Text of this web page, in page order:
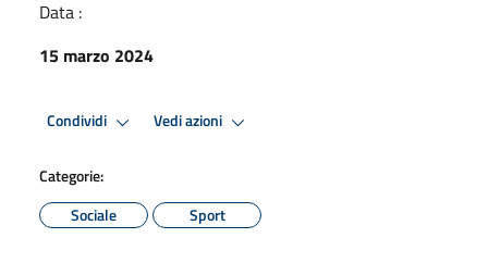
Data :
15 marzo 2024
Condividi Vedi azioni
Categorie:
Sociale
Sport